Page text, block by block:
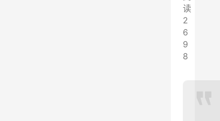
读
2
6
9
8